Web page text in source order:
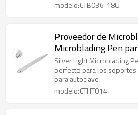
modelo:CTB036-18U
Proveedor de
Microblading Pen
permanente
Silver Light Microblading
perfecto para los soportes
para autoclave.
modelo:CTHT014